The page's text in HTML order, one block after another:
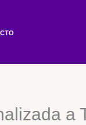
a